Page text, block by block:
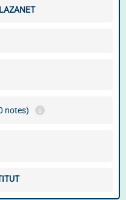
notes)